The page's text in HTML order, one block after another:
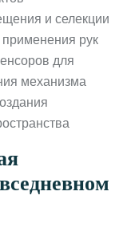
и селекции
рук
для
механизма